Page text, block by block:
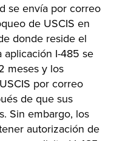
se envía por correo
de USCIS en
donde reside el
aplicación I-485 se
meses y los
por correo
de que sus
Sin embargo, los
autorización de